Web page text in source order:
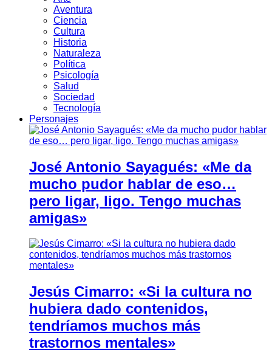
Aventura
Ciencia
Cultura
Historia
Naturaleza
Política
Psicología
Salud
Sociedad
Tecnología
Personajes
José Antonio Sayagués: «Me da
mucho pudor hablar de eso…
pero ligar, ligo. Tengo muchas
amigas»
Jesús Cimarro: «Si la cultura no
hubiera dado contenidos,
tendríamos muchos más
trastornos mentales»